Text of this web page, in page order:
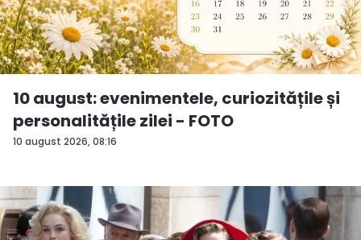
10 august 2026, 08:16
10 august: evenimentele, curiozitățile și
personalitățile zilei - FOTO